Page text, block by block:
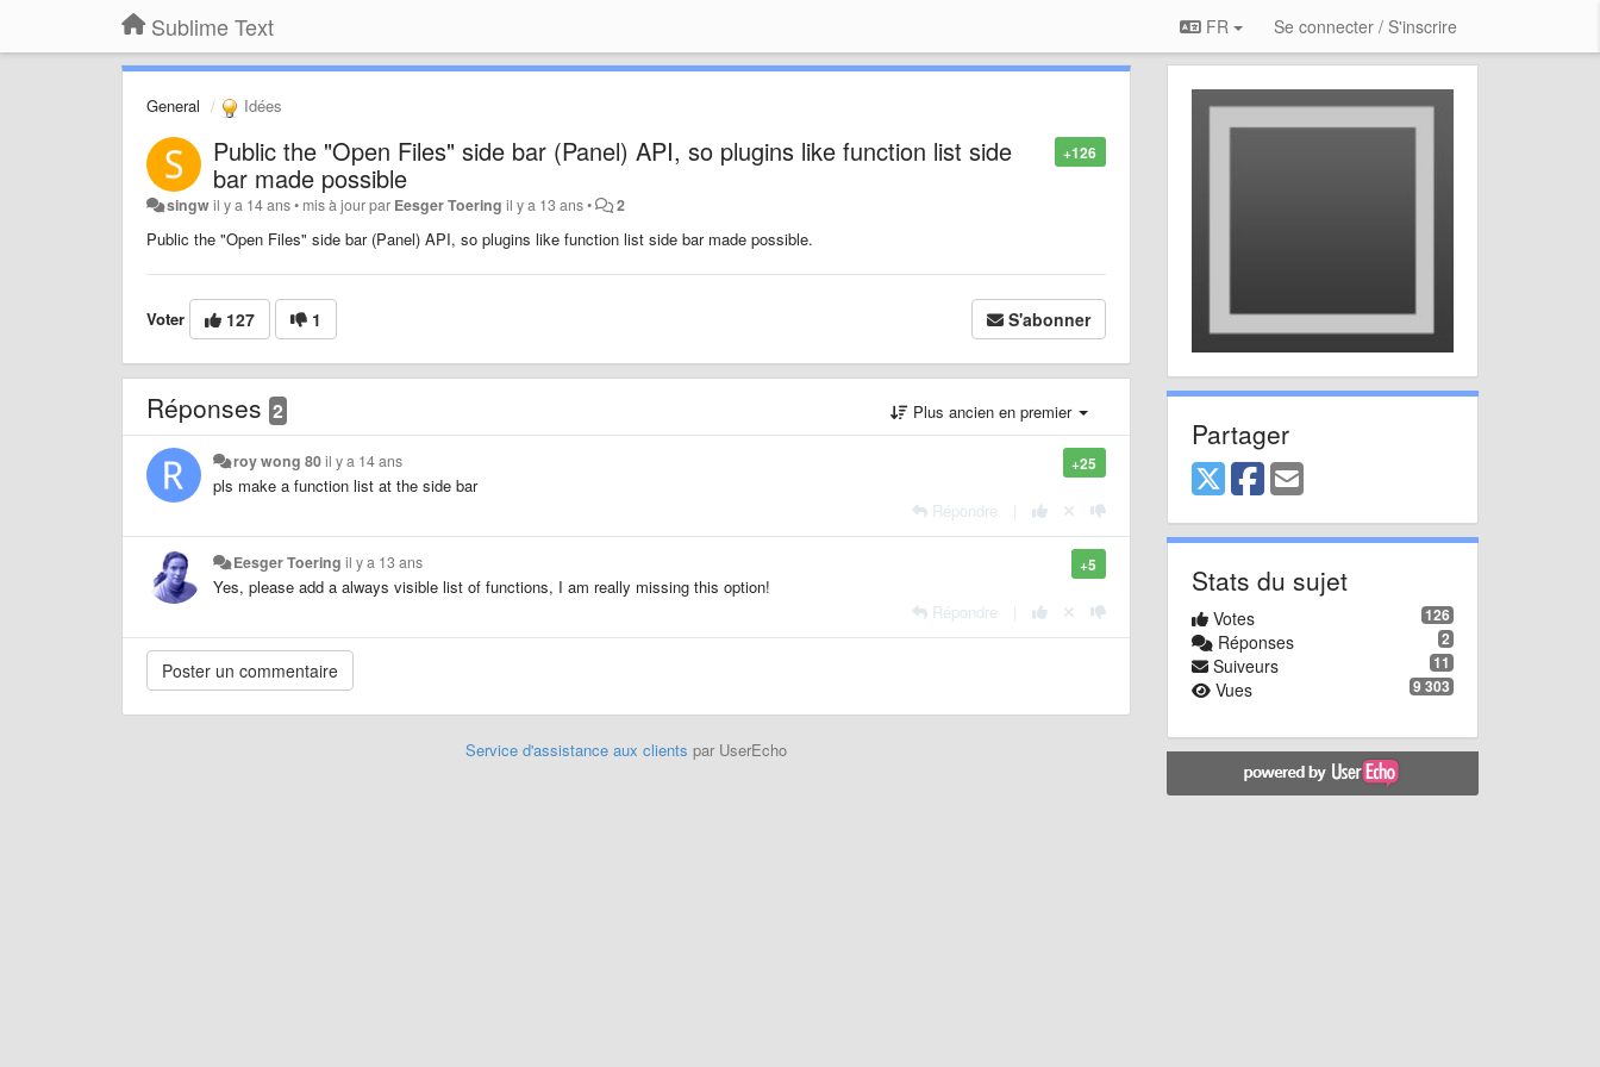
Sublime Text FR Se connecter / S'inscrire
General Idées
+126
Public the "Open Files" side bar (Panel) API, so plugins like function list side
bar made possible
singwil y a 14 ans• mis à jour par Eesger Toering il y a 13 ans• 2
Public the "Open Files" side bar (Panel) API, so plugins like function list side bar made possible.
Voter 127 1 S'abonner
Réponses 2 Plus ancien en premier
+25
roy wong 80il y a 14 ans
pls make a function list at the side bar
Répondre
+5
Eesger Toering il y a 13 ans
Yes, please add a always visible list of functions, I am really missing this option!
Répondre
Service d'assistance aux clients par UserEcho
Partager
Stats du sujet
126
Votes
2
Réponses
11
Suiveurs
9 303
Vues